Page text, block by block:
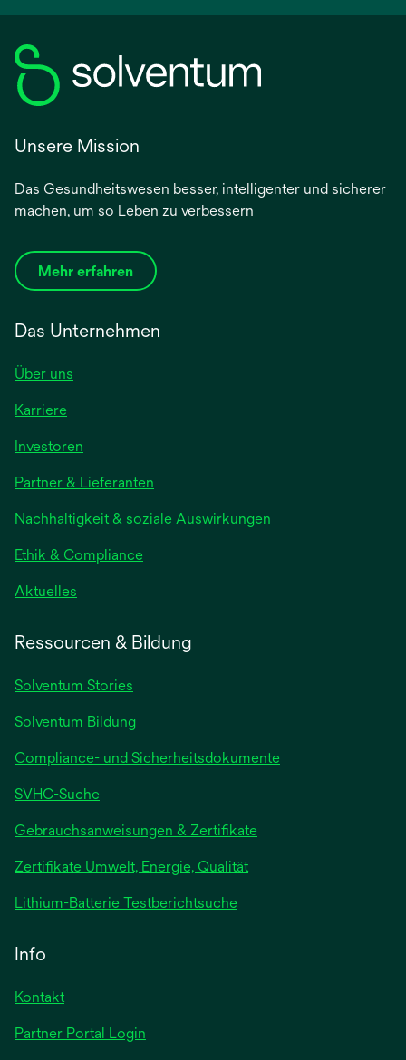
Unsere Mission
Das Gesundheitswesen besser, intelligenter und sicherer
machen, um so Leben zu verbessern
Mehr erfahren
Das Unternehmen
Über uns
Karriere
Investoren
Partner & Lieferanten
Nachhaltigkeit & soziale Auswirkungen
Ethik & Compliance
Aktuelles
Ressourcen & Bildung
Solventum Stories
Solventum Bildung
Compliance- und Sicherheitsdokumente
SVHC-Suche
Gebrauchsanweisungen & Zertifikatewird
Zertifikate Umwelt, Energie, Qualität
Lithium-Batterie Testberichtsuchewird
Info
Kontakt
Partner Portal Login